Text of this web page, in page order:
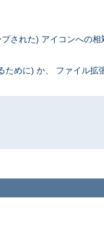
された) アイコンへの
ために) か、 ファイル拡